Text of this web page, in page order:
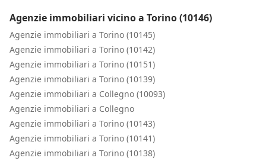
Agenzie immobiliari vicino a Torino (10146)
Agenzie immobiliari a Torino (10145)
Agenzie immobiliari a Torino (10142)
Agenzie immobiliari a Torino (10151)
Agenzie immobiliari a Torino (10139)
Agenzie immobiliari a Collegno (10093)
Agenzie immobiliari a Collegno
Agenzie immobiliari a Torino (10143)
Agenzie immobiliari a Torino (10141)
Agenzie immobiliari a Torino (10138)